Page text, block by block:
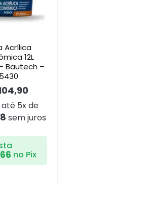
Acrílica
12L
Bautech –
até 5x de
sem juros
no Pix